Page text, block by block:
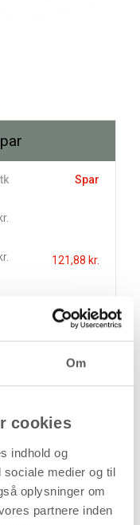
Om
cookies
indhold og
medier og til
oplysninger om
partnere inden
Spar
121,88 kr.
9,94kr.
kr.ekskl. moms)
har bekræftet din ordre.